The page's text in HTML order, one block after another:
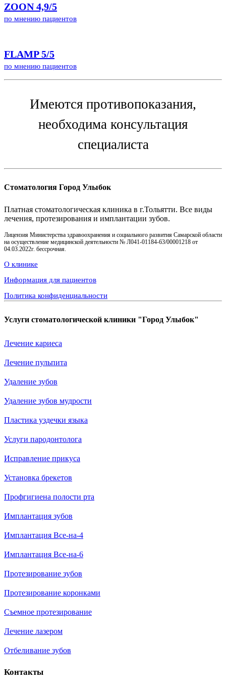
ZOON4,9/5
по мнению пациентов
FLAMP5/5
по мнению пациентов
Имеются противопоказания,
необходима консультация
специалиста
Стоматология Город Улыбок
Платная стоматологическая клиника в г.Тольятти. Все виды
лечения, протезирования и имплантации зубов.
Лицензия Министерства здравоохранения и социального развития Самарской области
на осуществление медицинской деятельности № Л041-01184-63/00001218 от
04.03.2022г. бессрочная.
О клинике
Информация для пациентов
Политика конфиденциальности
Услуги стоматологической клиники "Город Улыбок"
Лечение кариеса
Лечение пульпита
Удаление зубов
Удаление зубов мудрости
Пластика уздечки языка
Услуги пародонтолога
Исправление прикуса
Установка брекетов
Профгигиена полости рта
Имплантация зубов
Имплантация Все-на-4
Имплантация Все-на-6
Протезирование зубов
Протезирование коронками
Съемное протезирование
Лечение лазером
Отбеливание зубов
Контакты